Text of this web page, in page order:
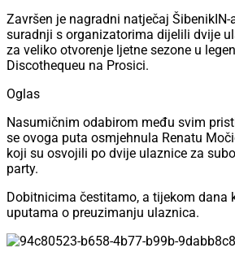
Završen je nagradni natječaj ŠibenikIN-
suradnji s organizatorima dijelili dvije
za veliko otvorenje ljetne sezone u
Discothequeu na Prosici.
Oglas
Nasumičnim odabirom među svim
se ovoga puta osmjehnula Renatu
koji su osvojili po dvije ulaznice za
party.
Dobitnicima čestitamo, a tijekom dana
uputama o preuzimanju ulaznica.